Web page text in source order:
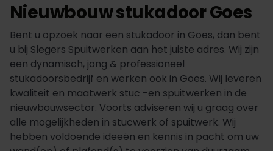
Nieuwbouw stukadoor Goes
Bent u opzoek naar een stukadoor in Goes, dan bent
u bij Slegers Spuitwerken aan het juiste adres. Wij zijn
een dynamisch, jong & professioneel
stukadoorsbedrijf en werken ook in Goes. Wij leveren
kwaliteit en maatwerk stuc -en spuitwerken in de
nieuwbouwsector. Voorts adviseren wij u graag over
alle mogelijkheden in stucwerk of spuitwerk. Wij
hebben voldoende ideeën en kennis in pacht om uw